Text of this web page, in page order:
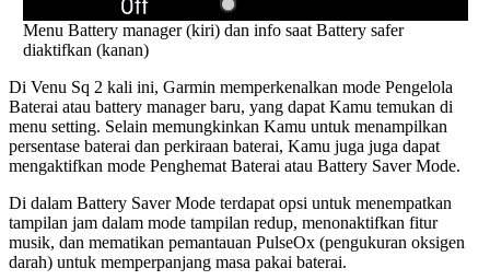
Menu Battery manager (kiri) dan info saat Battery safer
diaktifkan (kanan)
Di Venu Sq 2 kali ini, Garmin memperkenalkan mode Pengelola
Baterai atau battery manager baru, yang dapat Kamu temukan di
menu setting. Selain memungkinkan Kamu untuk menampilkan
persentase baterai dan perkiraan baterai, Kamu juga juga dapat
mengaktifkan mode Penghemat Baterai atau Battery Saver Mode.
Di dalam Battery Saver Mode terdapat opsi untuk menempatkan
tampilan jam dalam mode tampilan redup, menonaktifkan fitur
musik, dan mematikan pemantauan PulseOx (pengukuran oksigen
darah) untuk memperpanjang masa pakai baterai.